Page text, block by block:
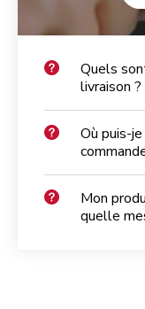
Quels
livraison ?
Où puis-
Mon
quelle